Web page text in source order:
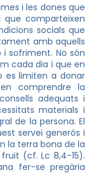
i les dones que
que comparteixen
socials que
amb aquells
sofriment. No són
cada dia i que en
es limiten a donar
comprendre la
adequats i
materials i
de la persona. El
servei generós i
la terra bona de la
(cf. Lc 8,4-15).
fer-se pregària